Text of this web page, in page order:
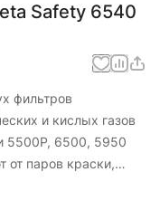
Safety 6540
фильтров
и кислых газов
5500P, 6500, 5950
от паров краски,
клея, гудрона,